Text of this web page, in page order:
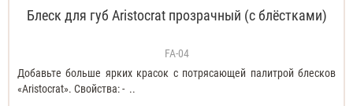
Блеск для губ Aristocrat прозрачный (с блёстками)
FA-04
Добавьте больше ярких красок с потрясающей палитрой блесков
«Aristocrat». Свойства: - ..